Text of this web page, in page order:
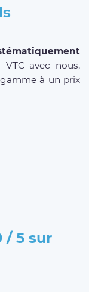
VTC avec nous,
à un prix
/ 5 sur